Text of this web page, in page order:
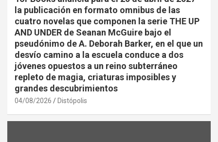
la publicación en formato omnibus de las
cuatro novelas que componen la serie THE UP
AND UNDER de Seanan McGuire bajo el
pseudónimo de A. Deborah Barker, en el que un
desvío camino a la escuela conduce a dos
jóvenes opuestos a un reino subterráneo
repleto de magia, criaturas imposibles y
grandes descubrimientos
04/08/2026 Distópolis